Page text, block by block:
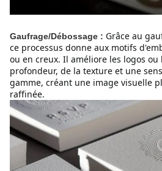
Gaufrage/Débossage : Grâce au
ce processus donne aux motifs
ou en creux. Il améliore les logos ou
profondeur, de la texture et une
gamme, créant une image visuelle
raffinée.